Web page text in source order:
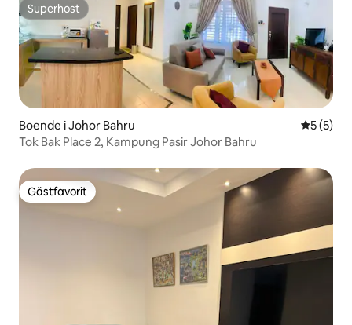
Superhost
Superhost
Boende i Johor Bahru 5 av 5 i
5 (5)
Tok Bak Place 2, Kampung Pasir Johor Bahru
Gästfavorit
Gästfavorit